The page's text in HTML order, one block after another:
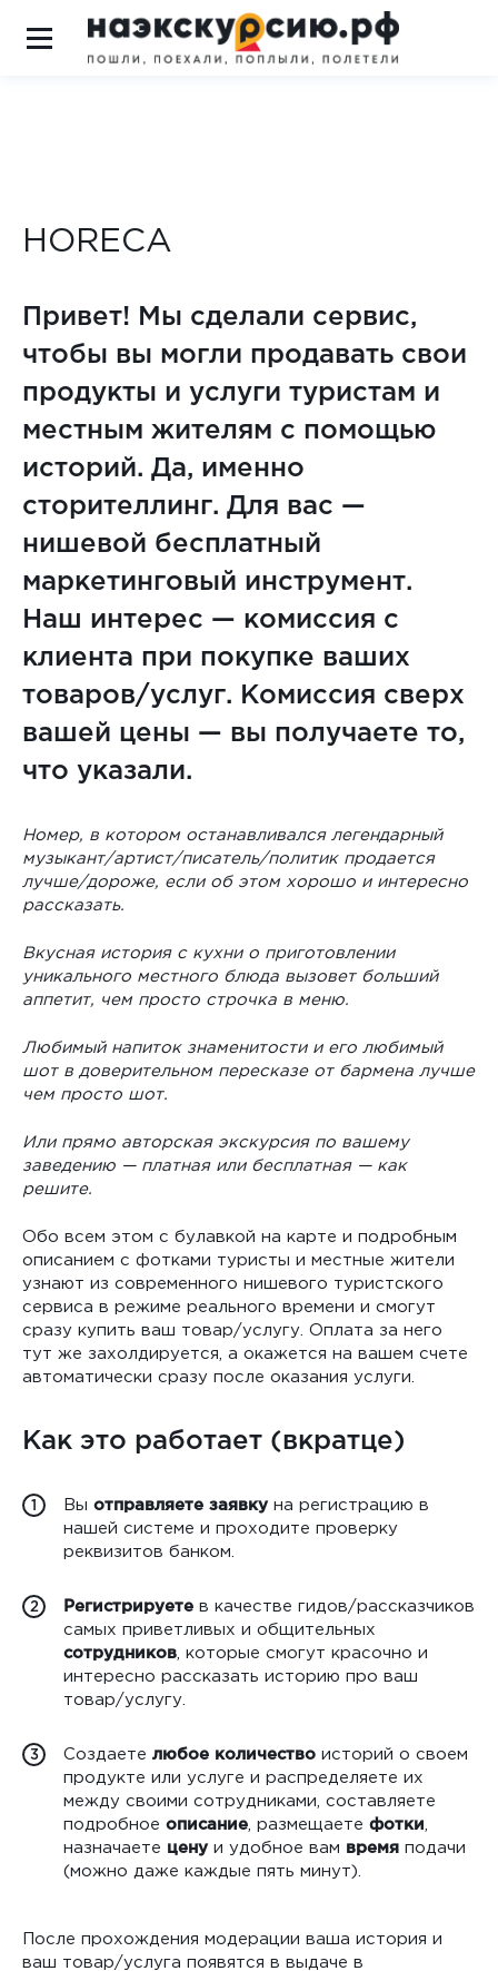
HORECA
Привет! Мы сделали сервис,
чтобы вы могли продавать свои
продукты и услуги туристам и
местным жителям с помощью
историй. Да, именно
сторителлинг. Для вас —
нишевой бесплатный
маркетинговый инструмент.
Наш интерес — комиссия с
клиента при покупке ваших
товаров/услуг. Комиссия сверх
вашей цены — вы получаете то,
что указали.
Номер, в котором останавливался легендарный
музыкант/артист/писатель/политик продается
лучше/дороже, если об этом хорошо и интересно
рассказать.
Вкусная история с кухни о приготовлении
уникального местного блюда вызовет больший
аппетит, чем просто строчка в меню.
Любимый напиток знаменитости и его любимый
шот в доверительном пересказе от бармена лучше
чем просто шот.
Или прямо авторская экскурсия по вашему
заведению — платная или бесплатная — как
решите.
Обо всем этом с булавкой на карте и подробным
описанием с фотками туристы и местные жители
узнают из современного нишевого туристского
сервиса в режиме реального времени и смогут
сразу купить ваш товар/услугу. Оплата за него
тут же захолдируется, а окажется на вашем счете
автоматически сразу после оказания услуги.
Как это работает (вкратце)
Вы отправляете заявку на регистрацию в
нашей системе и проходите проверку
реквизитов банком.
2 Регистрируете в качестве гидов/рассказчиков
самых приветливых и общительных
сотрудников , которые смогут красочно и
интересно рассказать историю про ваш
товар/услугу.
3 Создаете любое количество историй о своем
продукте или услуге и распределяете их
между своими сотрудниками, составляете
подробное описание , размещаете фотки
назначаете цену и удобное вам время подачи
(можно даже каждые пять минут).
После прохождения модерации ваша история и
ваш товар/услуга появятся в выдаче в